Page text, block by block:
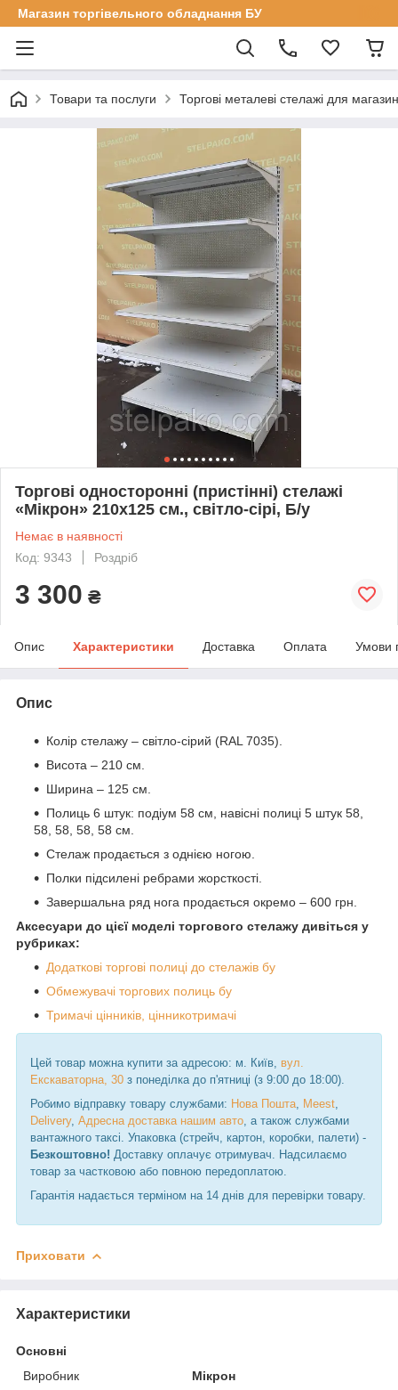
Магазин торгівельного обладнання БУ
Товари та послуги Торгові металеві стелажі для
Торгові односторонні (пристінні) стелажі
«Мікрон» 210х125 см., світло-сірі, Б/у
Немає в наявності
Код: 9343
Роздріб
3 300 ₴
Опис Характеристики Доставка Оплата Умови
Опис
Колір стелажу – світло-сірий (RAL 7035).
Висота – 210 см.
Ширина – 125 см.
Полиць 6 штук: подіум 58 см, навісні полиці 5 штук 58,
58, 58, 58, 58 см.
Стелаж продається з однією ногою.
Полки підсилені ребрами жорсткості.
Завершальна ряд нога продається окремо – 600 грн.
Аксесуари до цієї моделі торгового стелажу дивіться у
рубриках:
Додаткові торгові полиці до стелажів бу
Обмежувачі торгових полиць бу
Тримачі цінників, цінникотримачі
Цей товар можна купити за адресою: м. Київ, вул.
Екскаваторна, 30 з понеділка до п'ятниці (з 9:00 до 18:00).
Робимо відправку товару службами: Нова Пошта Meest
Delivery, Адресна доставка нашим авто , а також службами
вантажного таксі. Упаковка (стрейч, картон, коробки, палети) -
Безкоштовно! Доставку оплачує отримувач. Надсилаємо
товар за частковою або повною передоплатою.
Гарантія надається терміном на 14 днів для перевірки товару.
Приховати
Характеристики
Основні
Виробник
Мікрон